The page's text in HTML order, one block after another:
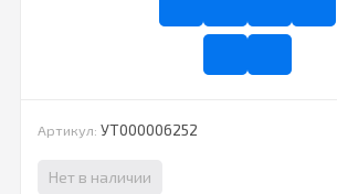
Артикул: УТ000006252
Нет в наличии